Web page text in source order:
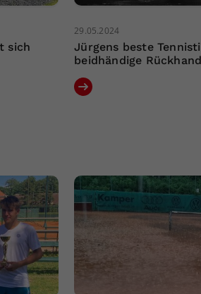
sich
29.05.2024
Jürgens beste
beidhändige Rückhand